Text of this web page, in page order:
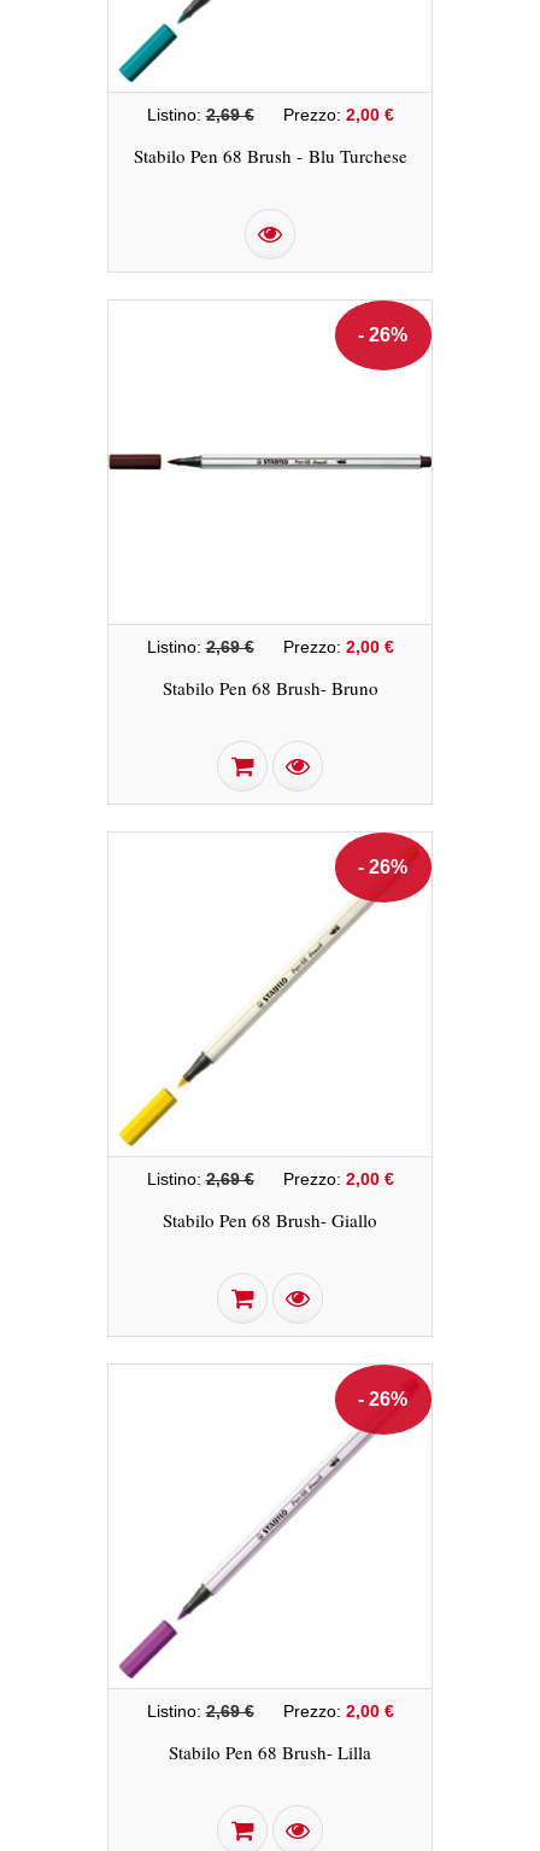
Listino:2,69 €Prezzo: 2,00 €
Stabilo Pen 68 Brush - Blu Turchese
- 26%
Listino:2,69 €Prezzo: 2,00 €
Stabilo Pen 68 Brush- Bruno
- 26%
Listino:2,69 €Prezzo: 2,00 €
Stabilo Pen 68 Brush- Giallo
- 26%
Listino:2,69 €Prezzo: 2,00 €
Stabilo Pen 68 Brush- Lilla